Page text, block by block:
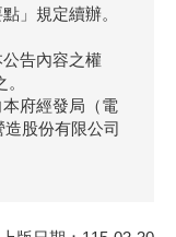
」規定續辦。
告內容之權
府經發局（電
股份有限公司